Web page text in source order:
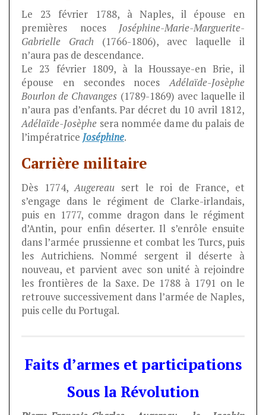
Le 23 février 1788, à Naples, il épouse en
premières noces Joséphine-Marie-Marguerite-
Gabrielle Grach (1766-1806), avec laquelle il
n’aura pas de descendance.
Le 23 février 1809, à la Houssaye-en Brie, il
épouse en secondes nocesAdélaïde-Josèphe
Bourlon de Chavanges (1789-1869) avec laquelle il
n’aura pas d’enfants. Par décret du 10 avril 1812,
Adélaïde-Josèphe sera nommée dame du palais de
l’impératrice Joséphine.
Carrière militaire
Dès 1774,Augereau sert le roi de France, et
s’engage dans le régiment de Clarke-irlandais,
puis en 1777, comme dragon dans le régiment
d’Antin, pour enfin déserter. Il s’enrôle ensuite
dans l’armée prussienne et combat les Turcs, puis
les Autrichiens. Nommé sergent il déserte à
nouveau, et parvient avec son unité à rejoindre
les frontières de la Saxe. De 1788 à 1791 on le
retrouve successivement dans l’armée de Naples,
puis celle du Portugal.
Faits d’armes et participations
Sous la Révolution